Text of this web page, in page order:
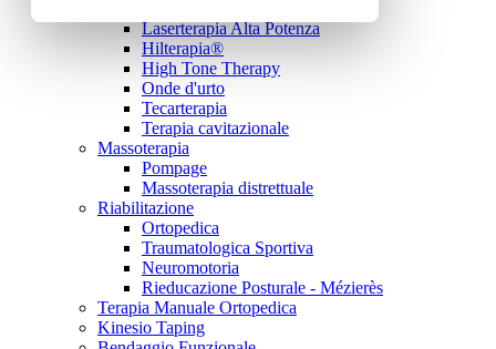
Laserterapia Alta Potenza
Hilterapia®
High Tone Therapy
Onde d'urto
Tecarterapia
Terapia cavitazionale
Massoterapia
Pompage
Massoterapia distrettuale
Riabilitazione
Ortopedica
Traumatologica Sportiva
Neuromotoria
Rieducazione Posturale - Mézierès
Terapia Manuale Ortopedica
Kinesio Taping